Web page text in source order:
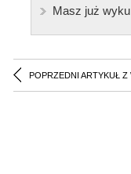
Masz już
POPRZEDNI ARTYKUŁ Z